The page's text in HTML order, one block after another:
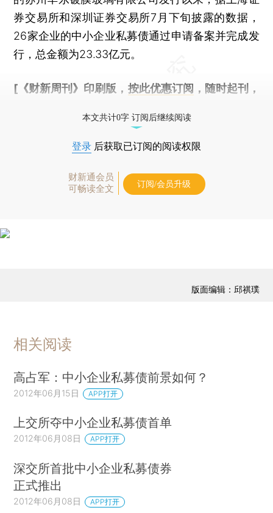
券交易所和深圳证券交易所7月下旬披露的数据，
26家企业的中小企业私募债通过申请备案并完成发
行，总金额为23.33亿元。
[《财新周刊》印刷版， 按此优惠订阅 ，随时起刊，
本文共计0字 订阅后继续阅读
登录 后获取已订阅的阅读权限
财新通会员
可畅读全文
订阅/会员升级
版面编辑：邱祺璞
相关阅读
高占军：中小企业私募债前景如何？
2012年06月15日 APP打开
上交所夺中小企业私募债首单
2012年06月08日 APP打开
深交所首批中小企业私募债券
正式推出
2012年06月08日 APP打开